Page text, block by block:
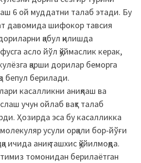
6 ой муддатни талаб этади. Бу
давомида шифокор тавсия
қабул қилишда
асло йўл қўймаслик керак,
қарши дорилар беморга
бепул берилади.
касалликни аниқлаш ва
учун ойлаб вақт талаб
Ҳозирда эса бу касалликка
усули орқали бор-йўғи
ичида аниқ ташхис қўйилмоқда.
томонидан берилаётган